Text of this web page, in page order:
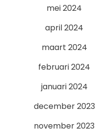
mei 2024
april 2024
maart 2024
februari 2024
januari 2024
december 2023
november 2023